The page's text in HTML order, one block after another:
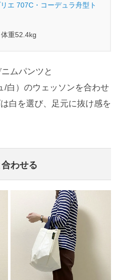
エ 707C・コーデュラ舟型ト
重52.4kg
ムパンツと
/白）のウェッソンを合わせ
白を選び、足元に抜け感を
わせる